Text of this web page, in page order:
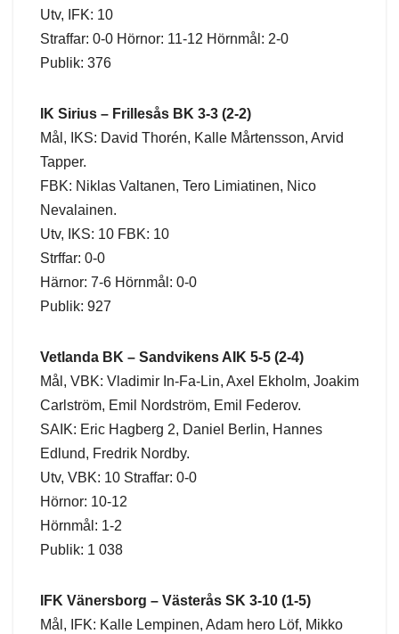
Utv, IFK: 10
Straffar: 0-0 Hörnor: 11-12 Hörnmål: 2-0
Publik: 376
IK Sirius – Frillesås BK 3-3 (2-2)
Mål, IKS: David Thorén, Kalle Mårtensson, Arvid
Tapper.
FBK: Niklas Valtanen, Tero Limiatinen, Nico
Nevalainen.
Utv, IKS: 10 FBK: 10
Strffar: 0-0
Härnor: 7-6 Hörnmål: 0-0
Publik: 927
Vetlanda BK – Sandvikens AIK 5-5 (2-4)
Mål, VBK: Vladimir In-Fa-Lin, Axel Ekholm, Joakim
Carlström, Emil Nordström, Emil Federov.
SAIK: Eric Hagberg 2, Daniel Berlin, Hannes
Edlund, Fredrik Nordby.
Utv, VBK: 10 Straffar: 0-0
Hörnor: 10-12
Hörnmål: 1-2
Publik: 1 038
IFK Vänersborg – Västerås SK 3-10 (1-5)
Mål, IFK: Kalle Lempinen, Adam hero Löf, Mikko